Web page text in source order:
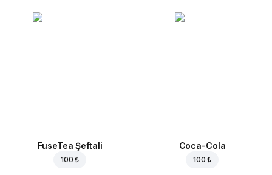
FuseTea Şeftali
100 ₺
Coca-Cola
100 ₺